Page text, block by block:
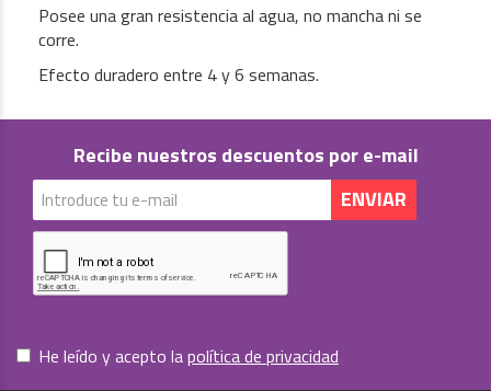
Posee una gran resistencia al agua, no mancha ni se
corre.
Efecto duradero entre 4 y 6 semanas.
Recibe nuestros descuentos por e-mail
He leído y acepto lapolítica de privacidad